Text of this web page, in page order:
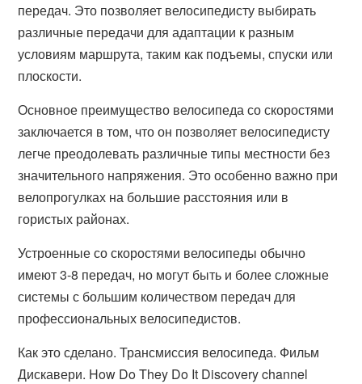
передач. Это позволяет велосипедисту выбирать
различные передачи для адаптации к разным
условиям маршрута, таким как подъемы, спуски или
плоскости.
Основное преимущество велосипеда со скоростями
заключается в том, что он позволяет велосипедисту
легче преодолевать различные типы местности без
значительного напряжения. Это особенно важно при
велопрогулках на большие расстояния или в
гористых районах.
Устроенные со скоростями велосипеды обычно
имеют 3-8 передач, но могут быть и более сложные
системы с большим количеством передач для
профессиональных велосипедистов.
Как это сделано. Трансмиссия велосипеда. Фильм
Дискавери. How Do They Do It Discovery channel